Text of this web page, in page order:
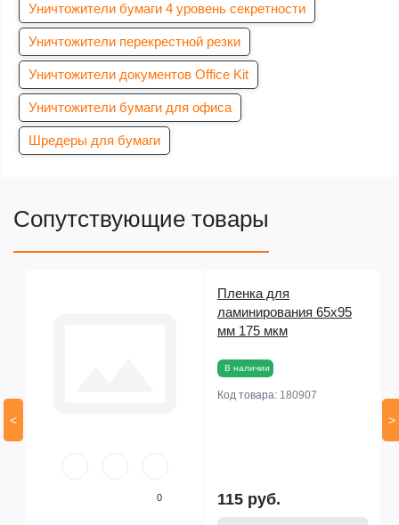
Уничтожители бумаги 4 уровень секретности
Уничтожители перекрестной резки
Уничтожители документов Office Kit
Уничтожители бумаги для офиса
Шредеры для бумаги
Сопутствующие товары
<
0
Пленка для
ламинирования 65х95
мм 175 мкм
В наличии
Код товара: 180907
115 руб.
>